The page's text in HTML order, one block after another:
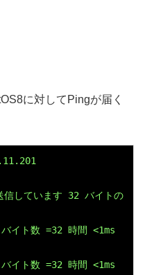
に対してPingが届く